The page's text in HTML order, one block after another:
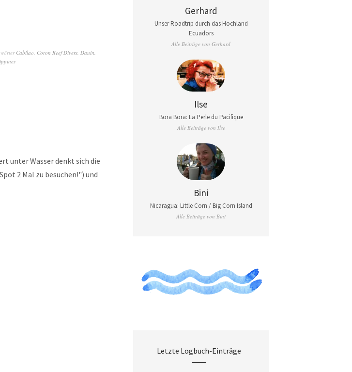
Cabilao, Coron Reef Divers, Dauin,
unter Wasser denkt sich die
2 Mal zu besuchen!") und
Gerhard
Unser Roadtrip durch das Hochland
Ecuadors
Alle Beiträge von Gerhard
Ilse
Bora Bora: La Perle du Pacifique
Alle Beiträge von Ilse
Bini
Nicaragua: Little Corn / Big Corn Island
Alle Beiträge von Bini
Letzte Logbuch-Einträge